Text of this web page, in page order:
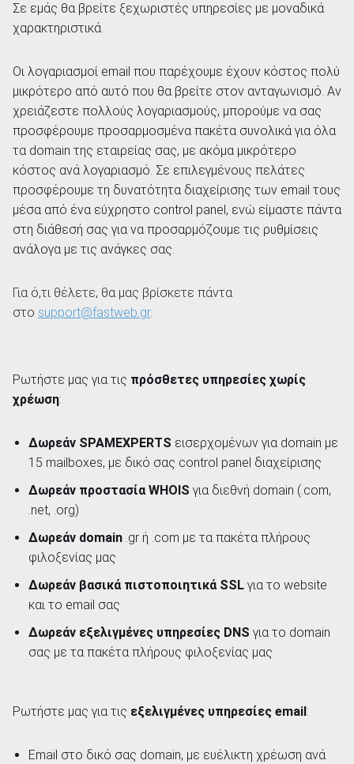
Σε εμάς θα βρείτε ξεχωριστές υπηρεσίες με μοναδικά
χαρακτηριστικά.
Οι λογαριασμοί email που παρέχουμε έχουν κόστος πολύ
μικρότερο από αυτό που θα βρείτε στον ανταγωνισμό. Αν
χρειάζεστε πολλούς λογαριασμούς, μπορούμε να σας
προσφέρουμε προσαρμοσμένα πακέτα συνολικά για όλα
τα domain της εταιρείας σας, με ακόμα μικρότερο
κόστος ανά λογαριασμό. Σε επιλεγμένους πελάτες
προσφέρουμε τη δυνατότητα διαχείρισης των email τους
μέσα από ένα εύχρηστο control panel, ενώ είμαστε πάντα
στη διάθεσή σας για να προσαρμόζουμε τις ρυθμίσεις
ανάλογα με τις ανάγκες σας.
Για ό,τι θέλετε, θα μας βρίσκετε πάντα
στο support@fastweb.gr.
Ρωτήστε μας για τις πρόσθετες υπηρεσίες χωρίς
χρέωση:
Δωρεάν SPAMEXPERTS εισερχομένων για domain με
15 mailboxes, με δικό σας control panel διαχείρισης
Δωρεάν προστασία WHOIS για διεθνή domain (.com,
.net, .org)
Δωρεάν domain .gr ή .com με τα πακέτα πλήρους
φιλοξενίας μας
Δωρεάν βασικά πιστοποιητικά SSL για το website
και το email σας
Δωρεάν εξελιγμένες υπηρεσίες DNS για το domain
σας με τα πακέτα πλήρους φιλοξενίας μας
Ρωτήστε μας για τις εξελιγμένες υπηρεσίες email :
Email στο δικό σας domain, με ευέλικτη χρέωση ανά